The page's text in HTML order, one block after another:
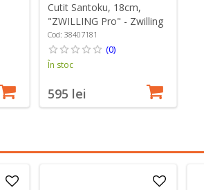
Cutit Santoku, 18cm,
"ZWILLING Pro" - Zwilling
Cod: 38407181
(0)
În stoc
595 lei